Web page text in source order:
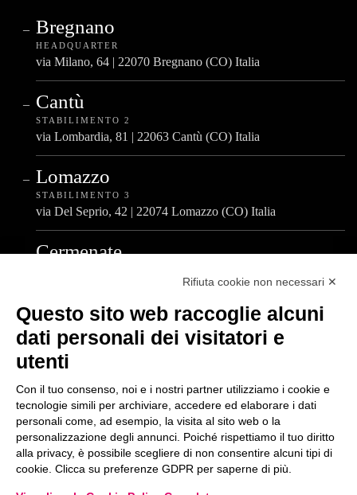
Bregnano
HEADQUARTER
via Milano, 64 | 22070 Bregnano (CO) Italia
Cantù
STABILIMENTO 2
via Lombardia, 81 | 22063 Cantù (CO) Italia
Lomazzo
STABILIMENTO 3
via Del Seprio, 42 | 22074 Lomazzo (CO) Italia
Cermenate
via A. De Gasperi, 4 | 22072 Cermenate (CO) Italia
Centralino Unico
WHISTLEBLOWING PRIVACY POLICY COOKIE POLICY
POLITICA AZIENDALE CODICE ETICO
Rifiuta cookie non necessari ✕
Questo sito web raccoglie alcuni
dati personali dei visitatori e
utenti
Con il tuo consenso, noi e i nostri partner utilizziamo i cookie e
tecnologie simili per archiviare, accedere ed elaborare i dati
personali come, ad esempio, la visita al sito web o la
personalizzazione degli annunci. Poiché rispettiamo il tuo diritto
alla privacy, è possibile scegliere di non consentire alcuni tipi di
cookie. Clicca su preferenze GDPR per saperne di più.